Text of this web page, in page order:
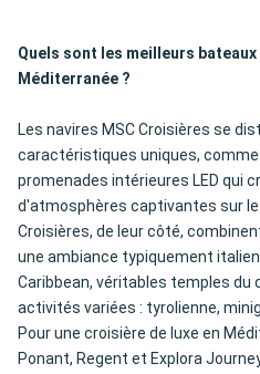
Quels sont les meilleurs
Méditerranée ?
Les navires MSC Croisières se
caractéristiques uniques,
promenades intérieures LED qui
d'atmosphères captivantes sur
Croisières, de leur côté,
une ambiance typiquement
Caribbean, véritables temples
activités variées : tyrolienne,
Pour une croisière de luxe en
Ponant, Regent et Explora